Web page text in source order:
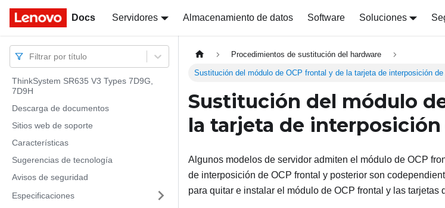
Docs Servidores Almacenamiento de datos Software Soluciones
Docs
Filtrar por título
ThinkSystem SR635 V3 Types 7D9G,
7D9H
Descarga de documentos
Sitios web de soporte
Características
Sugerencias de tecnología
Avisos de seguridad
Especificaciones
Procedimientos de sustitución del hardware
Sustitución del módulo de OCP frontal y de la tarjeta de interposición de
Sustitución del módulo
la tarjeta de interposición
Algunos modelos de servidor admiten el módulo de OCP
de interposición de OCP frontal y posterior son
para quitar e instalar el módulo de OCP frontal y las tarjetas